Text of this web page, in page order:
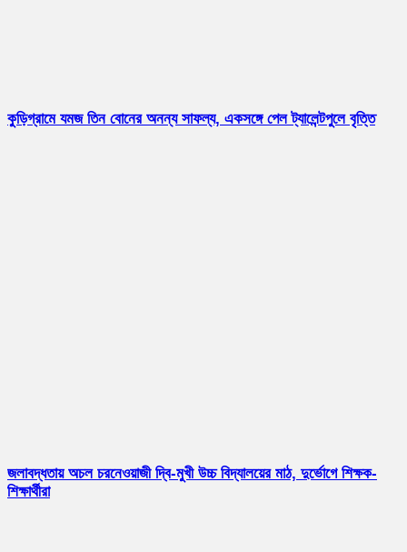
কুড়িগ্রামে যমজ তিন বোনের অনন্য সাফল্য, একসঙ্গে পেল ট্যালেন্টপুলে বৃত্তি
জলাবদ্ধতায় অচল চরনেওয়াজী দ্বি-মুখী উচ্চ বিদ্যালয়ের মাঠ, দুর্ভোগে শিক্ষক-
শিক্ষার্থীরা